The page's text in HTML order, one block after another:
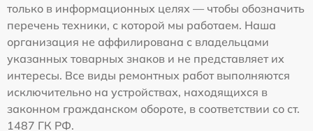
только в информационных целях — чтобы обозначить
перечень техники, с которой мы работаем. Наша
организация не аффилирована с владельцами
указанных товарных знаков и не представляет их
интересы. Все виды ремонтных работ выполняются
исключительно на устройствах, находящихся в
законном гражданском обороте, в соответствии со ст.
1487 ГК РФ.